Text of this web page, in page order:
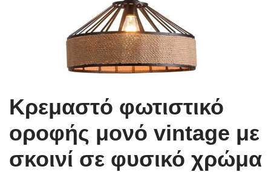
Κρεμαστό φωτιστικό
οροφής μονό vintage με
σκοινί σε φυσικό χρώμα